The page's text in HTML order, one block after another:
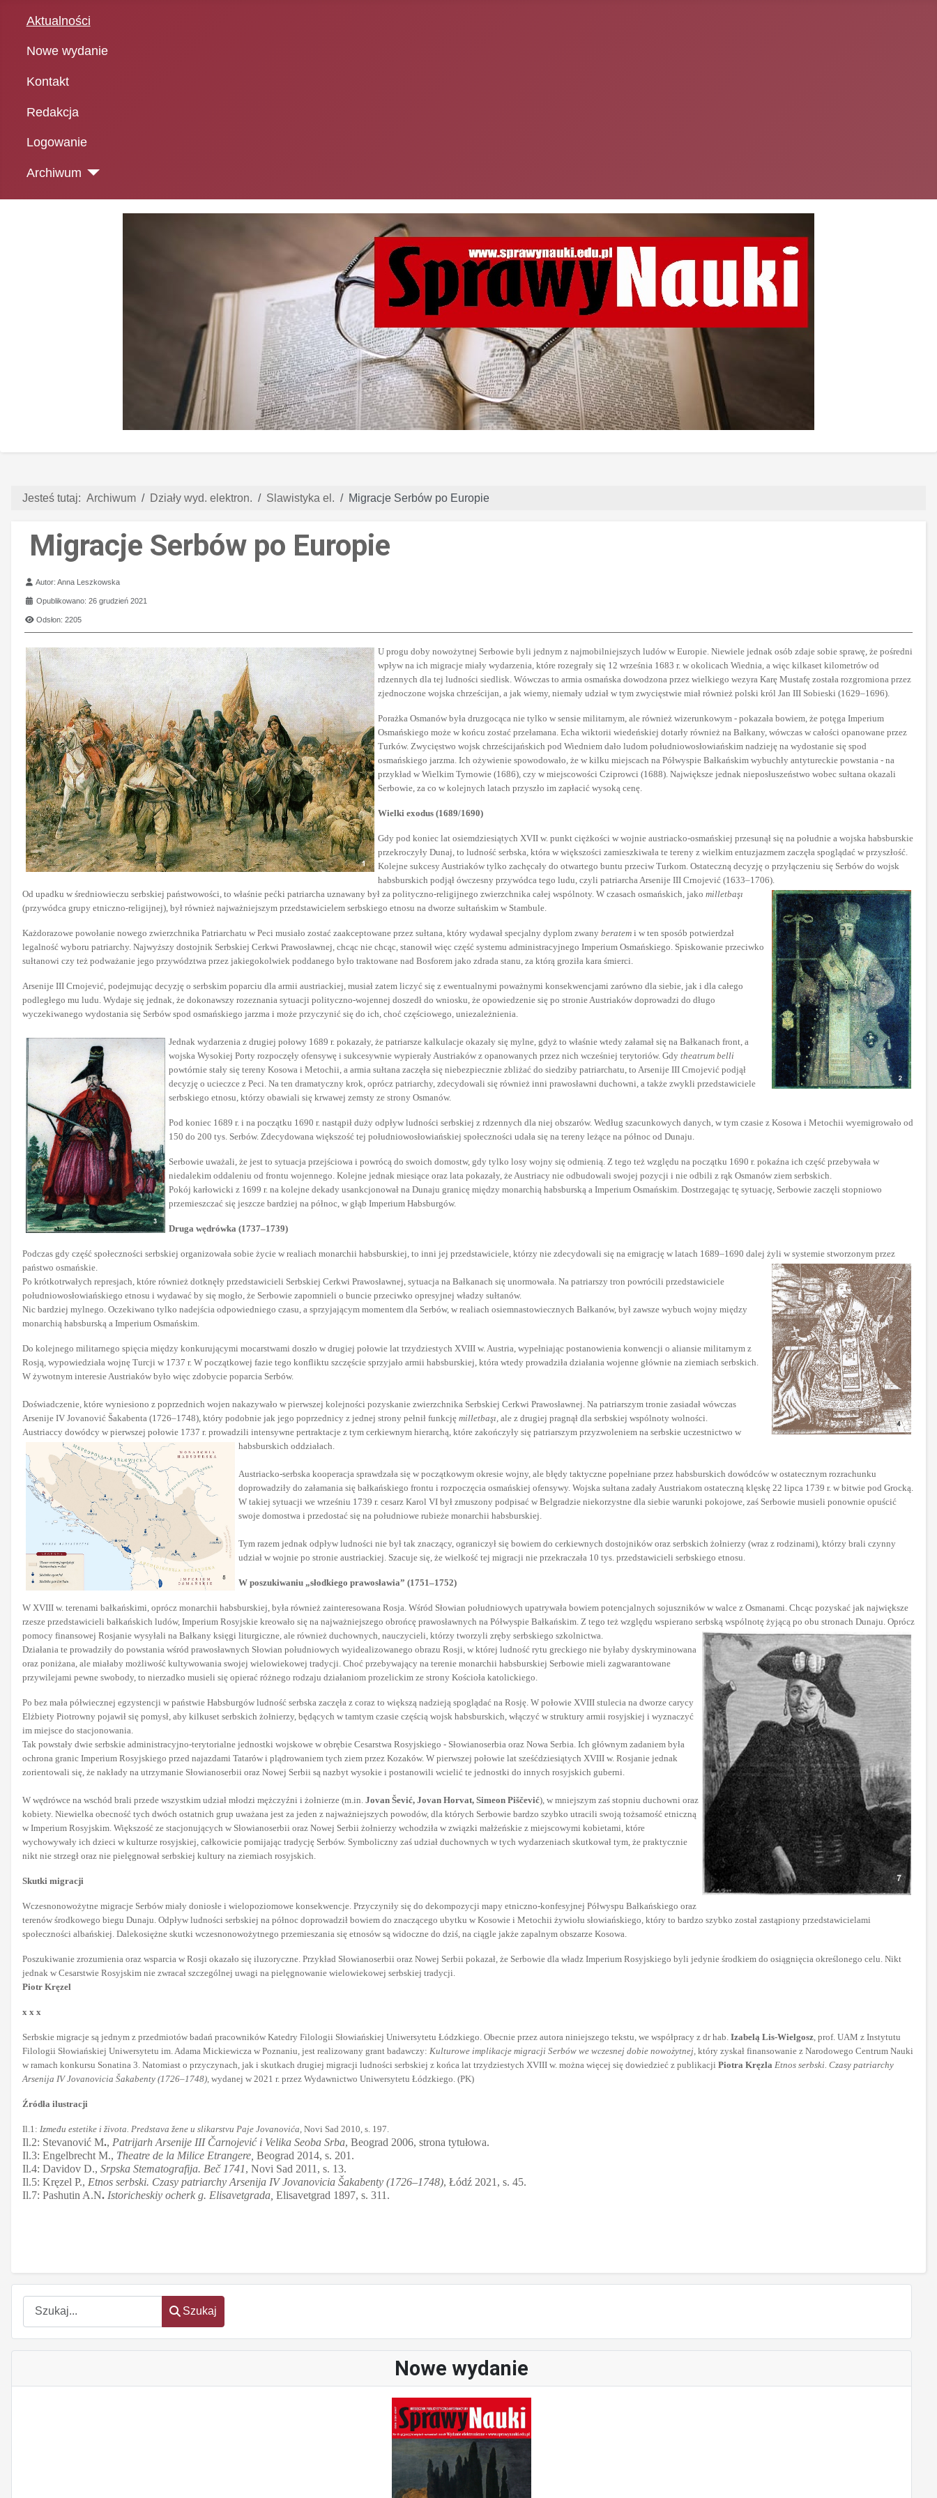
Aktualności
Nowe wydanie
Kontakt
Redakcja
Logowanie
Archiwum
Szukaj
Szukaj
Nowe wydanie
Jesteś tutaj: Archiwum Działy wyd. elektron. Slawistyka el. Migracje Serbów po Europie
Migracje Serbów po Europie
Szczegóły
Autor:Anna Leszkowska
Opublikowano: 26 grudzień 2021
Odsłon: 2205
U progu doby nowożytnej Serbowie byli jednym z najmobilniejszych ludów w Europie. Niewiele jednak osób zdaje sobie sprawę, że pośredni
wpływ na ich migracje miały wydarzenia, które rozegrały się 12 września 1683 r. w okolicach Wiednia, a więc kilkaset kilometrów od
rdzennych dla tej ludności siedlisk. Wówczas to armia osmańska dowodzona przez wielkiego wezyra Karę Mustafę została rozgromiona przez
zjednoczone wojska chrześcijan, a jak wiemy, niemały udział w tym zwycięstwie miał również polski król Jan III Sobieski (1629–1696).
Porażka Osmanów była druzgocąca nie tylko w sensie militarnym, ale również wizerunkowym - pokazała bowiem, że potęga Imperium
Osmańskiego może w końcu zostać przełamana. Echa wiktorii wiedeńskiej dotarły również na Bałkany, wówczas w całości opanowane przez
Turków. Zwycięstwo wojsk chrześcijańskich pod Wiedniem dało ludom południowosłowiańskim nadzieję na wydostanie się spod
osmańskiego jarzma. Ich ożywienie spowodowało, że w kilku miejscach na Półwyspie Bałkańskim wybuchły antytureckie powstania - na
przykład w Wielkim Tyrnowie (1686), czy w miejscowości Cziprowci (1688). Największe jednak nieposłuszeństwo wobec sułtana okazali
Serbowie, za co w kolejnych latach przyszło im zapłacić wysoką cenę.
Wielki exodus (1689/1690)
Gdy pod koniec lat osiemdziesiątych XVII w. punkt ciężkości w wojnie austriacko-osmańskiej przesunął się na południe a wojska habsburskie
przekroczyły Dunaj, to ludność serbska, która w większości zamieszkiwała te tereny z wielkim entuzjazmem zaczęła spoglądać w przyszłość.
Kolejne sukcesy Austriaków tylko zachęcały do otwartego buntu przeciw Turkom. Ostateczną decyzję o przyłączeniu się Serbów do wojsk
habsburskich podjął ówczesny przywódca tego ludu, czyli patriarcha Arsenije III Crnojević (1633–1706).
Od upadku w średniowieczu serbskiej państwowości, to właśnie pećki patriarcha uznawany był za polityczno-religijnego zwierzchnika całej wspólnoty. W czasach osmańskich, jako milletbaşı
(przywódca grupy etniczno-religijnej), był również najważniejszym przedstawicielem serbskiego etnosu na dworze sułtańskim w Stambule.
Każdorazowe powołanie nowego zwierzchnika Patriarchatu w Peci musiało zostać zaakceptowane przez sułtana, który wydawał specjalny dyplom zwany beratem i w ten sposób potwierdzał
legalność wyboru patriarchy. Najwyższy dostojnik Serbskiej Cerkwi Prawosławnej, chcąc nie chcąc, stanowił więc część systemu administracyjnego Imperium Osmańskiego. Spiskowanie przeciwko
sułtanowi czy też podważanie jego przywództwa przez jakiegokolwiek poddanego było traktowane nad Bosforem jako zdrada stanu, za którą groziła kara śmierci.
Arsenije III Crnojević, podejmując decyzję o serbskim poparciu dla armii austriackiej, musiał zatem liczyć się z ewentualnymi poważnymi konsekwencjami zarówno dla siebie, jak i dla całego
podległego mu ludu. Wydaje się jednak, że dokonawszy rozeznania sytuacji polityczno-wojennej doszedł do wniosku, że opowiedzenie się po stronie Austriaków doprowadzi do długo
wyczekiwanego wydostania się Serbów spod osmańskiego jarzma i może przyczynić się do ich, choć częściowego, uniezależnienia.
Jednak wydarzenia z drugiej połowy 1689 r. pokazały, że patriarsze kalkulacje okazały się mylne, gdyż to właśnie wtedy załamał się na Bałkanach front, a
wojska Wysokiej Porty rozpoczęły ofensywę i sukcesywnie wypierały Austriaków z opanowanych przez nich wcześniej terytoriów. Gdy theatrum belli
powtórnie stały się tereny Kosowa i Metochii, a armia sułtana zaczęła się niebezpiecznie zbliżać do siedziby patriarchatu, to Arsenije III Crnojević podjął
decyzję o ucieczce z Peci. Na ten dramatyczny krok, oprócz patriarchy, zdecydowali się również inni prawosławni duchowni, a także zwykli przedstawiciele
serbskiego etnosu, którzy obawiali się krwawej zemsty ze strony Osmanów.
Pod koniec 1689 r. i na początku 1690 r. nastąpił duży odpływ ludności serbskiej z rdzennych dla niej obszarów. Według szacunkowych danych, w tym czasie z Kosowa i Metochii wyemigrowało od
150 do 200 tys. Serbów. Zdecydowana większość tej południowosłowiańskiej społeczności udała się na tereny leżące na północ od Dunaju.
Serbowie uważali, że jest to sytuacja przejściowa i powrócą do swoich domostw, gdy tylko losy wojny się odmienią. Z tego też względu na początku 1690 r. pokaźna ich część przebywała w
niedalekim oddaleniu od frontu wojennego. Kolejne jednak miesiące oraz lata pokazały, że Austriacy nie odbudowali swojej pozycji i nie odbili z rąk Osmanów ziem serbskich.
Pokój karłowicki z 1699 r. na kolejne dekady usankcjonował na Dunaju granicę między monarchią habsburską a Imperium Osmańskim. Dostrzegając tę sytuację, Serbowie zaczęli stopniowo
przemieszczać się jeszcze bardziej na północ, w głąb Imperium Habsburgów.
Druga wędrówka (1737–1739)
Podczas gdy część społeczności serbskiej organizowała sobie życie w realiach monarchii habsburskiej, to inni jej przedstawiciele, którzy nie zdecydowali się na emigrację w latach 1689–1690 dalej żyli w systemie stworzonym przez
państwo osmańskie.
Po krótkotrwałych represjach, które również dotknęły przedstawicieli Serbskiej Cerkwi Prawosławnej, sytuacja na Bałkanach się unormowała. Na patriarszy tron powrócili przedstawiciele
południowosłowiańskiego etnosu i wydawać by się mogło, że Serbowie zapomnieli o buncie przeciwko opresyjnej władzy sułtanów.
Nic bardziej mylnego. Oczekiwano tylko nadejścia odpowiedniego czasu, a sprzyjającym momentem dla Serbów, w realiach osiemnastowiecznych Bałkanów, był zawsze wybuch wojny między
monarchią habsburską a Imperium Osmańskim.
Do kolejnego militarnego spięcia między konkurującymi mocarstwami doszło w drugiej połowie lat trzydziestych XVIII w. Austria, wypełniając postanowienia konwencji o aliansie militarnym z
Rosją, wypowiedziała wojnę Turcji w 1737 r. W początkowej fazie tego konfliktu szczęście sprzyjało armii habsburskiej, która wtedy prowadziła działania wojenne głównie na ziemiach serbskich.
W żywotnym interesie Austriaków było więc zdobycie poparcia Serbów.
Doświadczenie, które wyniesiono z poprzednich wojen nakazywało w pierwszej kolejności pozyskanie zwierzchnika Serbskiej Cerkwi Prawosławnej. Na patriarszym tronie zasiadał wówczas
Arsenije IV Jovanović Šakabenta (1726–1748), który podobnie jak jego poprzednicy z jednej strony pełnił funkcję milletbaşı , ale z drugiej pragnął dla serbskiej wspólnoty wolności.
Austriaccy dowódcy w pierwszej połowie 1737 r. prowadzili intensywne pertraktacje z tym cerkiewnym hierarchą, które zakończyły się patriarszym przyzwoleniem na serbskie uczestnictwo w
habsburskich oddziałach.
Austriacko-serbska kooperacja sprawdzała się w początkowym okresie wojny, ale błędy taktyczne popełniane przez habsburskich dowódców w ostatecznym rozrachunku
doprowadziły do załamania się bałkańskiego frontu i rozpoczęcia osmańskiej ofensywy. Wojska sułtana zadały Austriakom ostateczną klęskę 22 lipca 1739 r. w bitwie pod Grocką.
W takiej sytuacji we wrześniu 1739 r. cesarz Karol VI był zmuszony podpisać w Belgradzie niekorzystne dla siebie warunki pokojowe, zaś Serbowie musieli ponownie opuścić
swoje domostwa i przedostać się na południowe rubieże monarchii habsburskiej.
Tym razem jednak odpływ ludności nie był tak znaczący, ograniczył się bowiem do cerkiewnych dostojników oraz serbskich żołnierzy (wraz z rodzinami), którzy brali czynny
udział w wojnie po stronie austriackiej. Szacuje się, że wielkość tej migracji nie przekraczała 10 tys. przedstawicieli serbskiego etnosu.
W poszukiwaniu „słodkiego prawosławia” (1751–1752)
W XVIII w. terenami bałkańskimi, oprócz monarchii habsburskiej, była również zainteresowana Rosja. Wśród Słowian południowych upatrywała bowiem potencjalnych sojuszników w walce z Osmanami. Chcąc pozyskać jak największe
rzesze przedstawicieli bałkańskich ludów, Imperium Rosyjskie kreowało się na najważniejszego obrońcę prawosławnych na Półwyspie Bałkańskim. Z tego też względu wspierano serbską wspólnotę żyjącą po obu stronach Dunaju. Oprócz
pomocy finansowej Rosjanie wysyłali na Bałkany księgi liturgiczne, ale również duchownych, nauczycieli, którzy tworzyli zręby serbskiego szkolnictwa.
Działania te prowadziły do powstania wśród prawosławnych Słowian południowych wyidealizowanego obrazu Rosji, w której ludność rytu greckiego nie byłaby dyskryminowana
oraz poniżana, ale miałaby możliwość kultywowania swojej wielowiekowej tradycji. Choć przebywający na terenie monarchii habsburskiej Serbowie mieli zagwarantowane
przywilejami pewne swobody, to nierzadko musieli się opierać różnego rodzaju działaniom prozelickim ze strony Kościoła katolickiego.
Po bez mała półwiecznej egzystencji w państwie Habsburgów ludność serbska zaczęła z coraz to większą nadzieją spoglądać na Rosję. W połowie XVIII stulecia na dworze carycy
Elżbiety Piotrowny pojawił się pomysł, aby kilkuset serbskich żołnierzy, będących w tamtym czasie częścią wojsk habsburskich, włączyć w struktury armii rosyjskiej i wyznaczyć
im miejsce do stacjonowania.
Tak powstały dwie serbskie administracyjno-terytorialne jednostki wojskowe w obrębie Cesarstwa Rosyjskiego - Słowianoserbia oraz Nowa Serbia. Ich głównym zadaniem była
ochrona granic Imperium Rosyjskiego przed najazdami Tatarów i plądrowaniem tych ziem przez Kozaków. W pierwszej połowie lat sześćdziesiątych XVIII w. Rosjanie jednak
zorientowali się, że nakłady na utrzymanie Słowianoserbii oraz Nowej Serbii są nazbyt wysokie i postanowili wcielić te jednostki do innych rosyjskich guberni.
W wędrówce na wschód brali przede wszystkim udział młodzi mężczyźni i żołnierze (m.in. Jovan Šević, Jovan Horvat, Simeon Piščević), w mniejszym zaś stopniu duchowni oraz
kobiety. Niewielka obecność tych dwóch ostatnich grup uważana jest za jeden z najważniejszych powodów, dla których Serbowie bardzo szybko utracili swoją tożsamość etniczną
w Imperium Rosyjskim. Większość ze stacjonujących w Słowianoserbii oraz Nowej Serbii żołnierzy wchodziła w związki małżeńskie z miejscowymi kobietami, które
wychowywały ich dzieci w kulturze rosyjskiej, całkowicie pomijając tradycję Serbów. Symboliczny zaś udział duchownych w tych wydarzeniach skutkował tym, że praktycznie
nikt nie strzegł oraz nie pielęgnował serbskiej kultury na ziemiach rosyjskich.
Skutki migracji
Wczesnonowożytne migracje Serbów miały doniosłe i wielopoziomowe konsekwencje. Przyczyniły się do dekompozycji mapy etniczno-konfesyjnej Półwyspu Bałkańskiego oraz
terenów środkowego biegu Dunaju. Odpływ ludności serbskiej na północ doprowadził bowiem do znaczącego ubytku w Kosowie i Metochii żywiołu słowiańskiego, który to bardzo szybko został zastąpiony przedstawicielami
społeczności albańskiej. Dalekosiężne skutki wczesnonowożytnego przemieszania się etnosów są widoczne do dziś, na ciągle jakże zapalnym obszarze Kosowa.
Poszukiwanie zrozumienia oraz wsparcia w Rosji okazało się iluzoryczne. Przykład Słowianoserbii oraz Nowej Serbii pokazał, że Serbowie dla władz Imperium Rosyjskiego byli jedynie środkiem do osiągnięcia określonego celu. Nikt
jednak w Cesarstwie Rosyjskim nie zwracał szczególnej uwagi na pielęgnowanie wielowiekowej serbskiej tradycji.
Piotr Kręzel
x x x
Serbskie migracje są jednym z przedmiotów badań pracowników Katedry Filologii Słowiańskiej Uniwersytetu Łódzkiego. Obecnie przez autora niniejszego tekstu, we współpracy z dr hab. Izabelą Lis-Wielgosz , prof. UAM z Instytutu
Filologii Słowiańskiej Uniwersytetu im. Adama Mickiewicza w Poznaniu, jest realizowany grant badawczy: Kulturowe implikacje migracji Serbów we wczesnej dobie nowożytnej, który zyskał finansowanie z Narodowego Centrum Nauki
w ramach konkursu Sonatina 3. Natomiast o przyczynach, jak i skutkach drugiej migracji ludności serbskiej z końca lat trzydziestych XVIII w. można więcej się dowiedzieć z publikacji Piotra Kręzla Etnos serbski. Czasy patriarchy
Arsenija IV Jovanovicia Šakabenty (1726–1748) , wydanej w 2021 r. przez Wydawnictwo Uniwersytetu Łódzkiego. (PK)
Źródła ilustracji
Il.1: Između estetike i života. Predstava žene u slikarstvu Paje Jovanovića , Novi Sad 2010, s. 197.
Il.2: Stevanović M., Patrijarh Arsenije III Čarnojević i Velika Seoba Srba, Beograd 2006, strona tytułowa.
Il.3: Engelbrecht M., Theatre de la Milice Etrangere, Beograd 2014, s. 201.
Il.4: Davidov D., Srpska Stematografija. Beč 1741, Novi Sad 2011, s. 13.
Il.5: Kręzel P., Etnos serbski. Czasy patriarchy Arsenija IV Jovanovicia Šakabenty (1726–1748), Łódź 2021, s. 45.
Il.7: Pashutin A.N. Istoricheskiy ocherk g. Elisavetgrada, Elisavetgrad 1897, s. 311.